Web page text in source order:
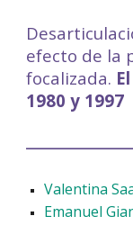
efecto de la
focalizada.
1980 y 1997
Valentina
Emanuel